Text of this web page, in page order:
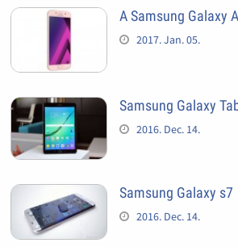
A Samsung Galaxy
2017. Jan. 05.
Samsung Galaxy
2016. Dec. 14.
Samsung Galaxy s7
2016. Dec. 14.